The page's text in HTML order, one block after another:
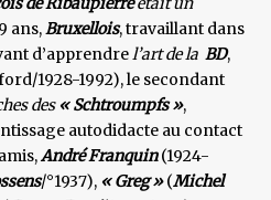
ans,Bruxellois, travaillant dans
d’apprendrel’art de laBD,
1928-1992), le secondant
des « Schtroumpfs »,
autodidacte au contact
André Franquin(1924-
/°1937), « Greg »(Michel